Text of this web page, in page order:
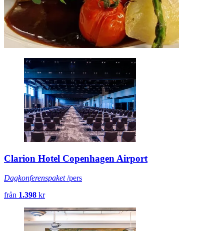
Clarion Hotel Copenhagen Airport
Dagkonferenspaket/pers
från 1.398 kr